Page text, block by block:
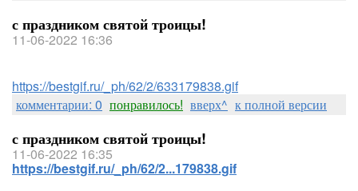
с праздником святой троицы!
11-06-2022 16:36
https://bestgif.ru/_ph/62/2/633179838.gif
комментарии: 0 понравилось! вверх^ к полной версии
с праздником святой троицы!
11-06-2022 16:35
https://bestgif.ru/_ph/62/2...179838.gif